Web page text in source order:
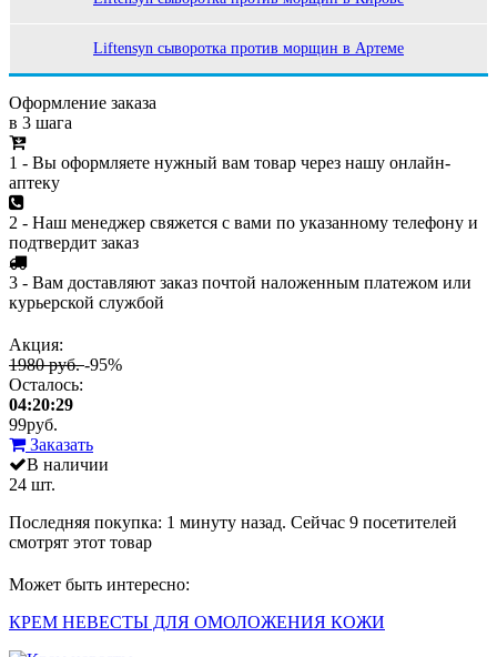
Liftensyn сыворотка против морщин в Артеме
Оформление заказа
в 3 шага
1 - Вы оформляете нужный вам товар через нашу онлайн-
аптеку
2 - Наш менеджер свяжется с вами по указанному телефону и
подтвердит заказ
3 - Вам доставляют заказ почтой наложенным платежом или
курьерской службой
Акция:
1980 руб.-95%
Осталось:
04:20:29
99руб.
Заказать
В наличии
24 шт.
Последняя покупка: 1 минуту назад. Сейчас 9 посетителей
смотрят этот товар
Может быть интересно:
КРЕМ НЕВЕСТЫ ДЛЯ ОМОЛОЖЕНИЯ КОЖИ